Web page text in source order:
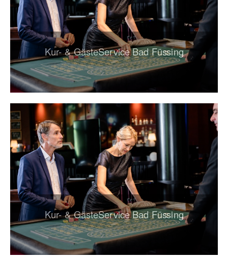
Kur- & GästeService Bad Füssing
Kur- & GästeService Bad Füssing